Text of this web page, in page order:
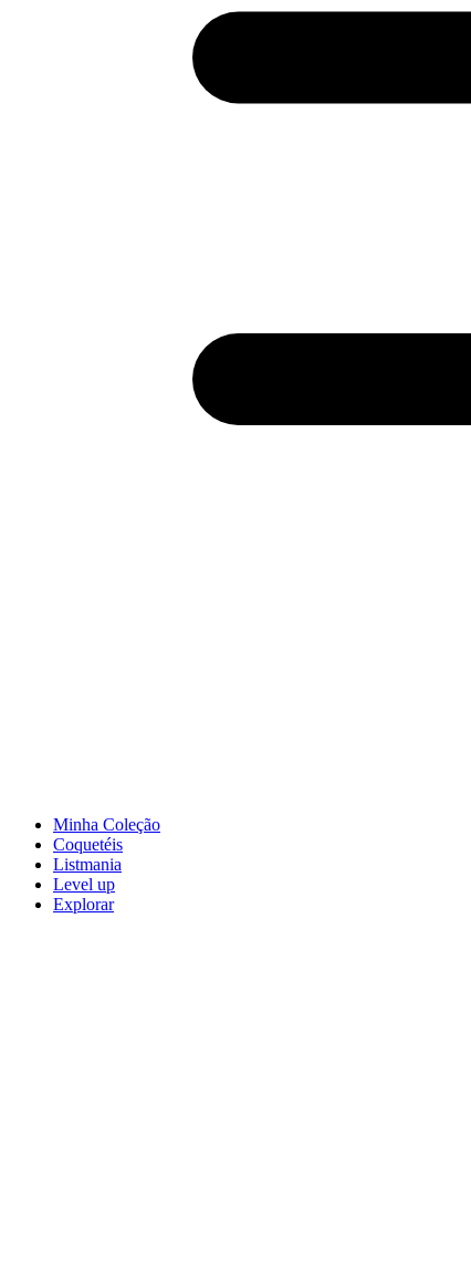
Minha Coleção
Coquetéis
Listmania
Level up
Explorar